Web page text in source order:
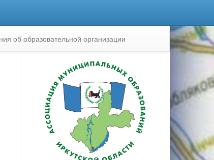
об образовательной организации